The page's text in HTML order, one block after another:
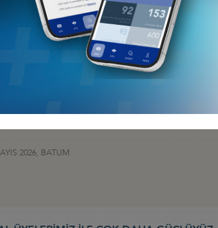
ENTEGRASYONU, 9-10 HAZİRAN 2026, BAKÜ
2026, BATUM